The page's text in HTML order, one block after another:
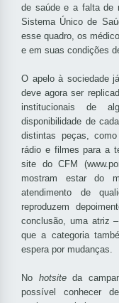
de saúde e a falta de
Sistema Único de
esse quadro, os
e em suas condições
O apelo à sociedade
deve agora ser
institucionais de
disponibilidade de
distintas peças,
rádio e filmes para a
site do CFM
mostram estar do
atendimento de
reproduzem
conclusão, uma atriz
que a categoria
espera por mudanças.
No hotsiteda
possível conhecer